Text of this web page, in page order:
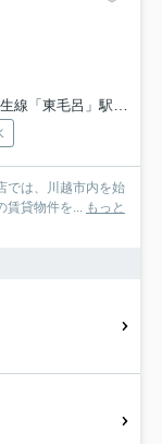
「東毛呂」駅 徒歩24分
では、川越市内を始
貸物件を...
もっと